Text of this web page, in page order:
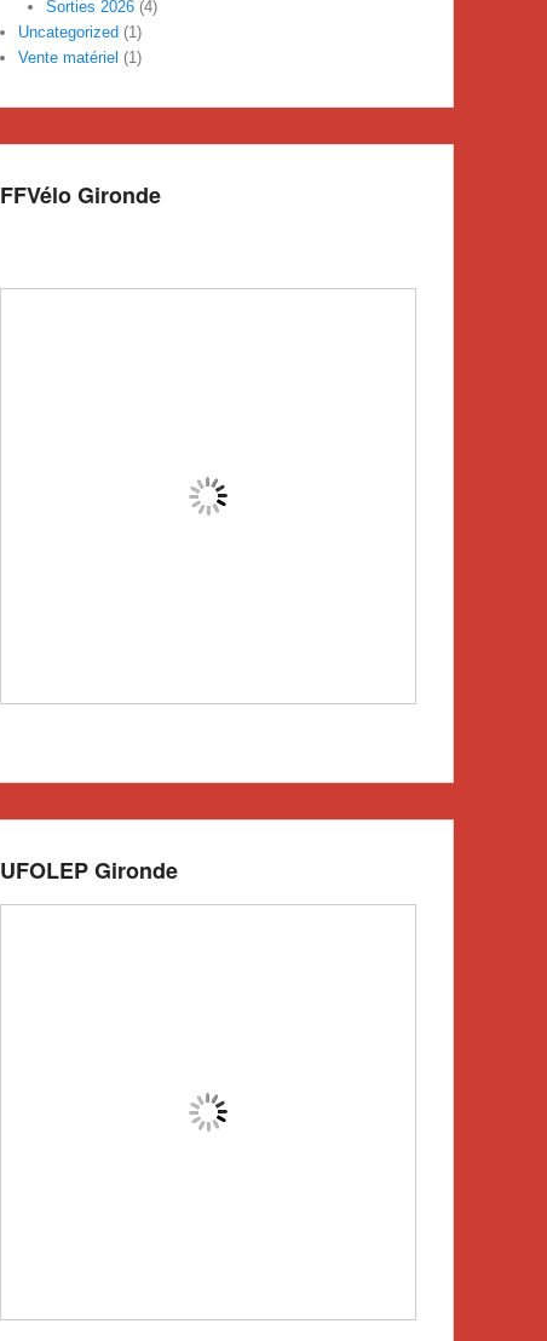
Sorties 2026(4)
Uncategorized (1)
Vente matériel (1)
FFVélo Gironde
UFOLEP Gironde